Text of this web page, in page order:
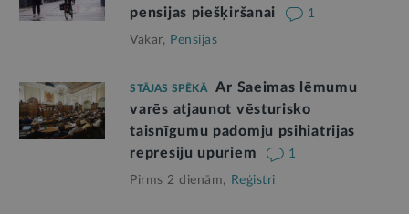
pensijas piešķiršanai
1
Vakar, Pensijas
STĀJAS SPĒKĀ
Ar Saeimas lēmumu
varēs atjaunot vēsturisko
taisnīgumu padomju psihiatrijas
represiju upuriem
1
Pirms 2 dienām, Reģistri